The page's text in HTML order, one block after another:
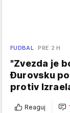
FUDBAL PRE 2 H
"Zvezda je
Đurovsku
protiv
Reaguj